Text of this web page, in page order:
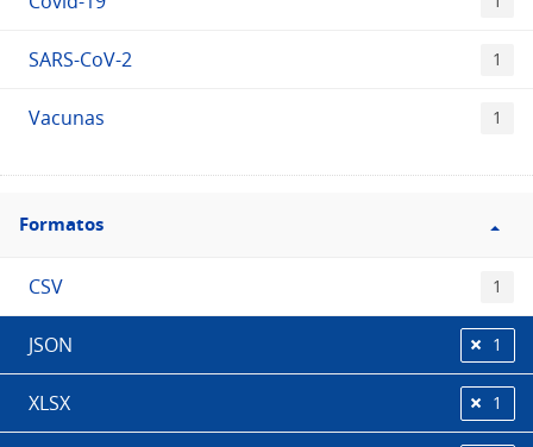
SARS-CoV-2 1
Vacunas 1
Filtro
Formatos
Formatos
CSV 1
JSON 1
XLSX 1